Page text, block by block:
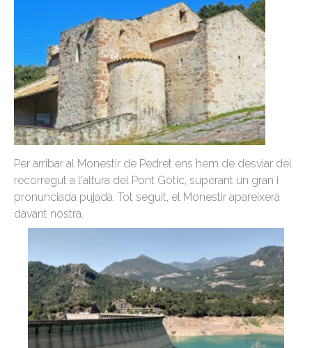
Per arribar al Monestir de Pedret ens hem de desviar del
recorregut a l'altura del Pont Gòtic, superant un gran i
pronunciada pujada. Tot seguit, el Monestir apareixerà
davant nostra.